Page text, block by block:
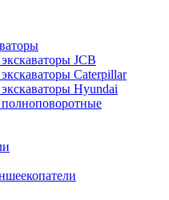
JCB
Caterpillar
Hyundai